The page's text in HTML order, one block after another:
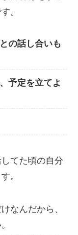
。
の話し合いも
予定を立てよ
てた頃の自分
。
なんだから、